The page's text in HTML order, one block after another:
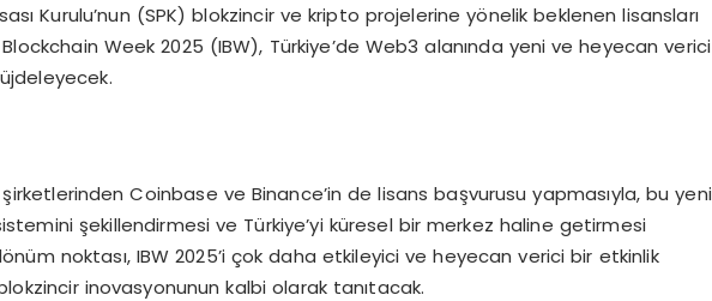
Kurulu’nun (SPK) blokzincir ve kripto projelerine yönelik beklenen lisansları
Week 2025 (IBW), Türkiye’de Web3 alanında yeni ve heyecan verici
şirketlerinden Coinbase ve Binance’in de lisans başvurusu yapmasıyla, bu yeni
şekillendirmesi ve Türkiye’yi küresel bir merkez haline getirmesi
noktası, IBW 2025’i çok daha etkileyici ve heyecan verici bir etkinlik
inovasyonunun kalbi olarak tanıtacak.